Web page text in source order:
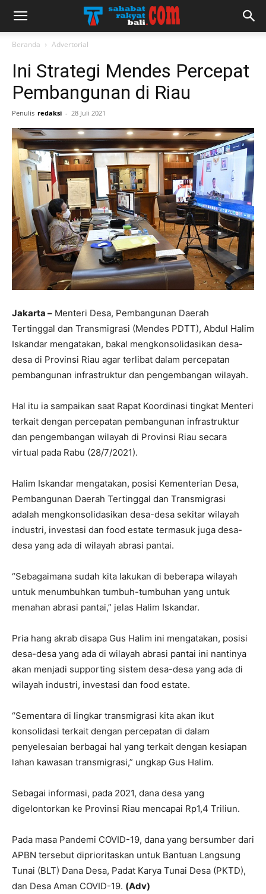
Beranda Advertorial
Ini Strategi Mendes Percepat
Pembangunan di Riau
Penulis redaksi - 28 Juli 2021
Jakarta – Menteri Desa, Pembangunan Daerah
Tertinggal dan Transmigrasi (Mendes PDTT), Abdul Halim
Iskandar mengatakan, bakal mengkonsolidasikan desa-
desa di Provinsi Riau agar terlibat dalam percepatan
pembangunan infrastruktur dan pengembangan wilayah.
Hal itu ia sampaikan saat Rapat Koordinasi tingkat Menteri
terkait dengan percepatan pembangunan infrastruktur
dan pengembangan wilayah di Provinsi Riau secara
virtual pada Rabu (28/7/2021).
Halim Iskandar mengatakan, posisi Kementerian Desa,
Pembangunan Daerah Tertinggal dan Transmigrasi
adalah mengkonsolidasikan desa-desa sekitar wilayah
industri, investasi dan food estate termasuk juga desa-
desa yang ada di wilayah abrasi pantai.
“Sebagaimana sudah kita lakukan di beberapa wilayah
untuk menumbuhkan tumbuh-tumbuhan yang untuk
menahan abrasi pantai,” jelas Halim Iskandar.
Pria hang akrab disapa Gus Halim ini mengatakan, posisi
desa-desa yang ada di wilayah abrasi pantai ini nantinya
akan menjadi supporting sistem desa-desa yang ada di
wilayah industri, investasi dan food estate.
“Sementara di lingkar transmigrasi kita akan ikut
konsolidasi terkait dengan percepatan di dalam
penyelesaian berbagai hal yang terkait dengan kesiapan
lahan kawasan transmigrasi,” ungkap Gus Halim.
Sebagai informasi, pada 2021, dana desa yang
digelontorkan ke Provinsi Riau mencapai Rp1,4 Triliun.
Pada masa Pandemi COVID-19, dana yang bersumber dari
APBN tersebut diprioritaskan untuk Bantuan Langsung
Tunai (BLT) Dana Desa, Padat Karya Tunai Desa (PKTD),
dan Desa Aman COVID-19. (Adv)